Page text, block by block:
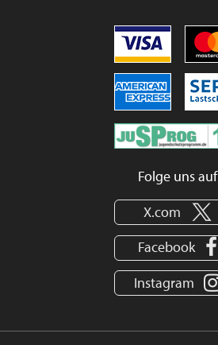
Folge uns auf
X.com
Facebook
Instagram